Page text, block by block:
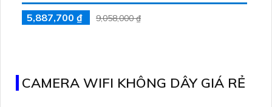
5,887,700 ₫
9,058,000 ₫
CAMERA WIFI KHÔNG DÂY GIÁ RẺ